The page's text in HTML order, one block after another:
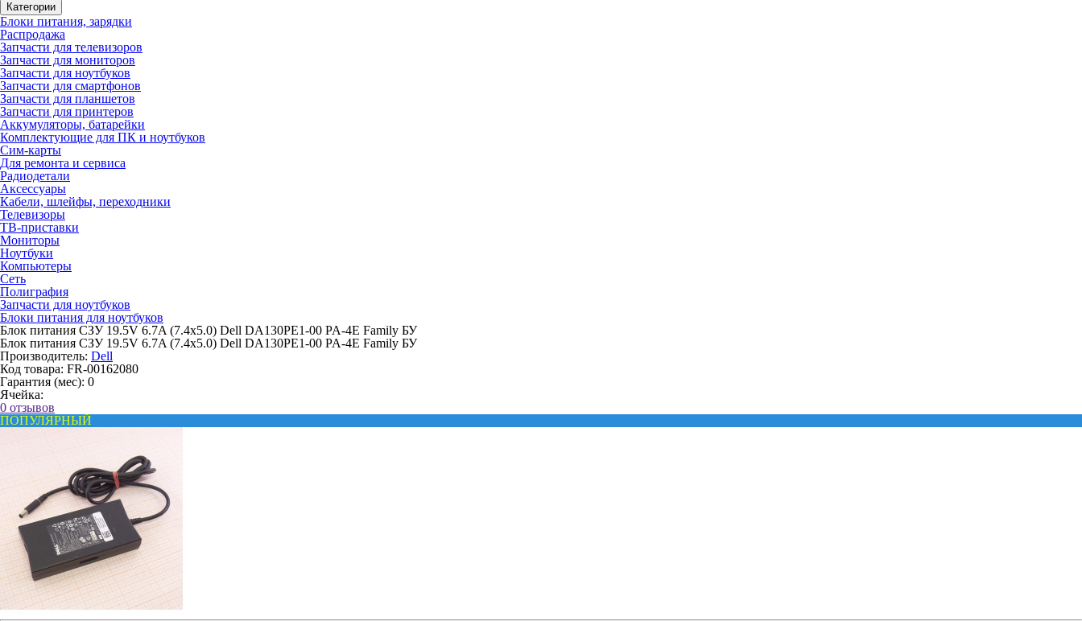
Категории
Блоки питания, зарядки
Распродажа
Запчасти для телевизоров
Запчасти для мониторов
Запчасти для ноутбуков
Запчасти для смартфонов
Запчасти для планшетов
Запчасти для принтеров
Аккумуляторы, батарейки
Комплектующие для ПК и ноутбуков
Сим-карты
Для ремонта и сервиса
Радиодетали
Аксессуары
Кабели, шлейфы, переходники
Телевизоры
ТВ-приставки
Мониторы
Ноутбуки
Компьютеры
Сеть
Полиграфия
Запчасти для ноутбуков
Блоки питания для ноутбуков
Блок питания СЗУ 19.5V 6.7A (7.4x5.0) Dell DA130PE1-00 PA-4E Family БУ
Блок питания СЗУ 19.5V 6.7A (7.4x5.0) Dell DA130PE1-00 PA-4E Family БУ
Производитель: Dell
Код товара: FR-00162080
Гарантия (мес): 0
Ячейка:
0 отзывов
ПОПУЛЯРНЫЙ